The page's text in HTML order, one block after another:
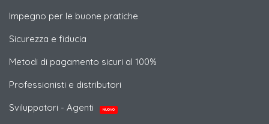
Impegno per le buone pratiche
Sicurezza e fiducia
Metodi di pagamento sicuri al 100%
Professionisti e distributori
Sviluppatori - Agenti
NUOVO